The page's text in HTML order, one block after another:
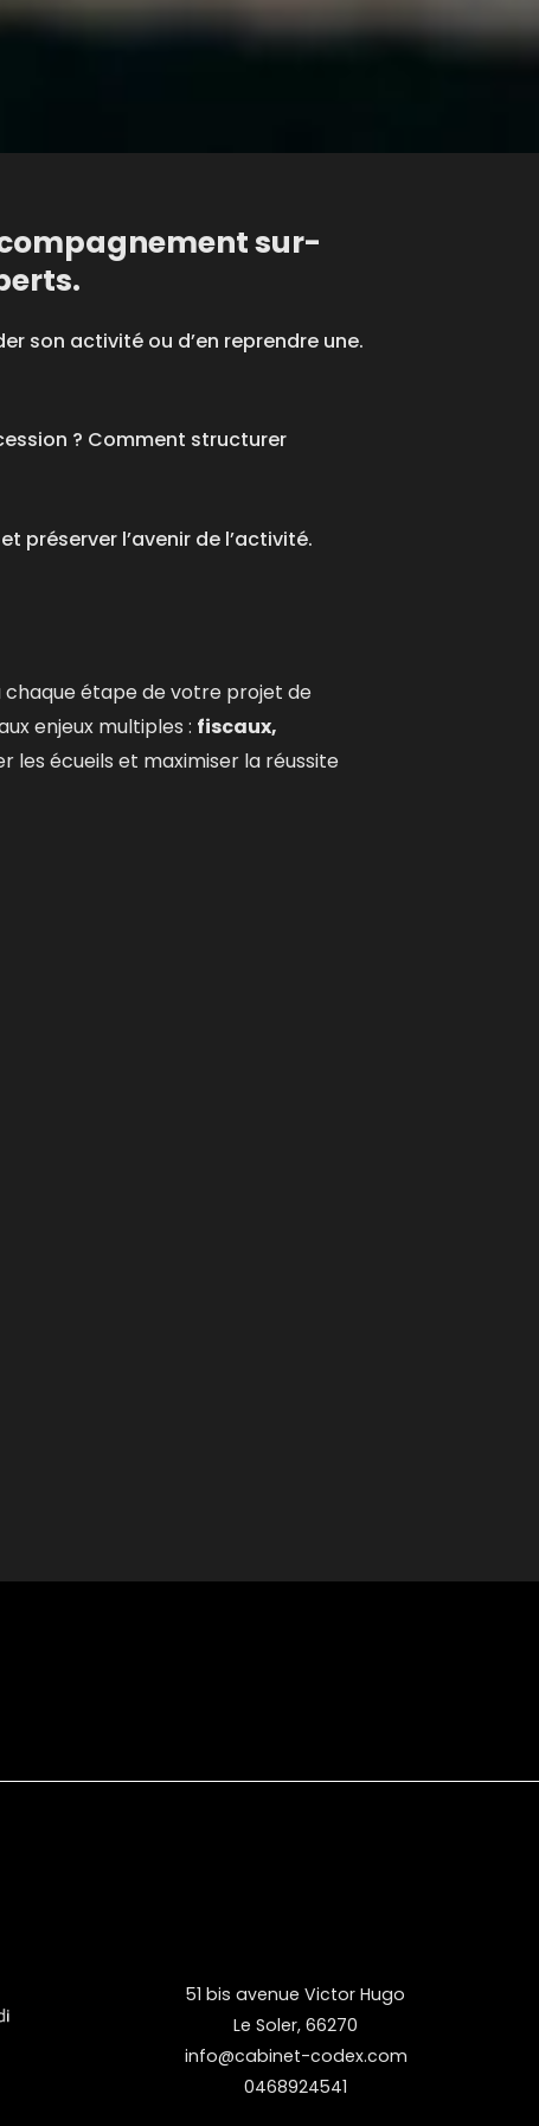
sur-
son activité ou d’en reprendre une.
? Comment structurer
préserver l’avenir de l’activité.
étape de votre projet de
enjeux multiples : fiscaux,
les écueils et maximiser la réussite
51 bis avenue Victor Hugo
Le Soler, 66270
info@cabinet-codex.com
0468924541